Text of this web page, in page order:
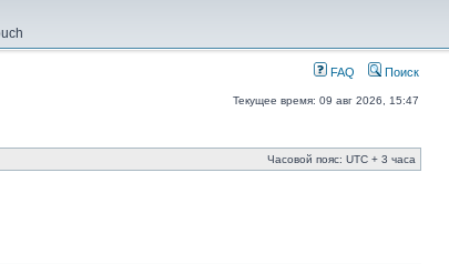
FAQ Поиск
Текущее время: 09 авг 2026, 15:47
Часовой пояс: UTC + 3 часа